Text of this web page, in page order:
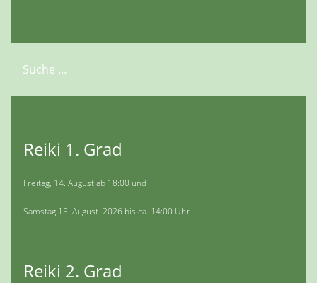
Suchen
Reiki 1. Grad
Freitag, 14. August ab 18:00 und
Samstag 15. August 2026 bis ca. 14:00 Uhr
Reiki 2. Grad